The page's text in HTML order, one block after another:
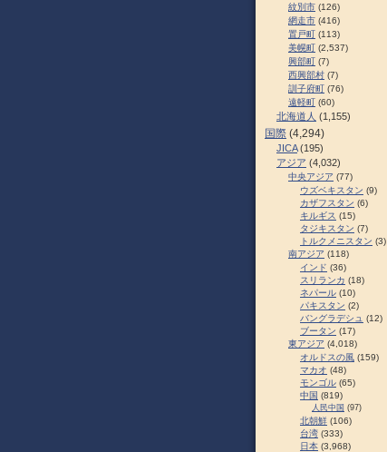
紋別市 (126)
網走市 (416)
置戸町 (113)
美幌町 (2,537)
興部町 (7)
西興部村 (7)
訓子府町 (76)
遠軽町 (60)
北海道人 (1,155)
国際 (4,294)
JICA(195)
アジア (4,032)
中央アジア (77)
ウズベキスタン (9)
カザフスタン (6)
キルギス (15)
タジキスタン (7)
トルクメニスタン (3)
南アジア (118)
インド (36)
スリランカ (18)
ネパール (10)
パキスタン (2)
バングラデシュ (12)
ブータン (17)
東アジア (4,018)
オルドスの風 (159)
マカオ (48)
モンゴル (65)
中国 (819)
人民中国 (97)
北朝鮮 (106)
台湾 (333)
日本 (3,968)